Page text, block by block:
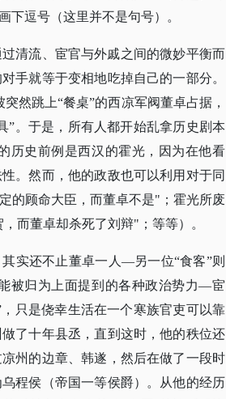
下逗号（这里并不是句号）。
清流、宦官与外戚之间的微妙平衡而
手就等于变相地吃掉自己的一部分。
然跳上“餐桌”的西凉军阀董卓占据，
”。于是，所有人都开始乱拿历史剧本
历史前例是西汉的霍光，因为在他看
。然而，他的政敌也可以利用对于同
的顾命大臣，而董卓不是"；霍光所废
而董卓却杀死了刘辩"；等等）。
实还不止董卓一人—另一位“食客”则
被归为上面提到的各种政治势力—宦
只是侥幸生活在一个寒族官吏可以靠
了十年县丞，直到这时，他的秩位还
州的边章、韩遂，然后在做了一段时
程侯（帝国一等侯爵）。从他的经历